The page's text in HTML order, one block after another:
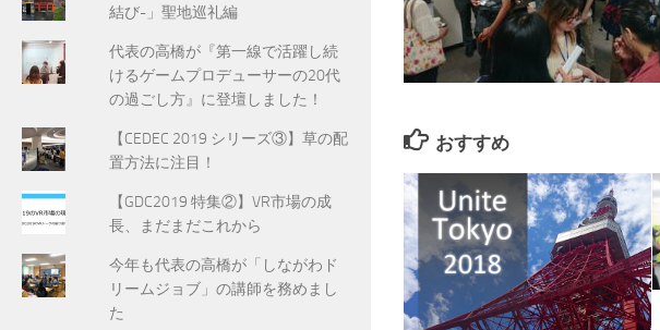
おすすめ
結び-」聖地巡礼編
代表の高橋が『第一線で活躍し続
けるゲームプロデューサーの20代
の過ごし方』に登壇しました！
【CEDEC 2019 シリーズ③】草の配
置方法に注目！
【GDC2019 特集②】VR市場の成
長、まだまだこれから
今年も代表の高橋が「しながわド
リームジョブ」の講師を務めまし
た